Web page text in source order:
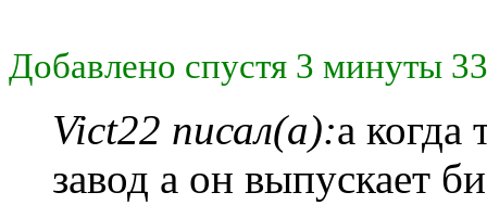
Добавлено спустя 3 минуты
Vict22 писал(а):а
завод а он выпускает